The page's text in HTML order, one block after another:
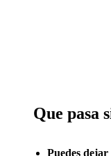
Que pasa
Puedes